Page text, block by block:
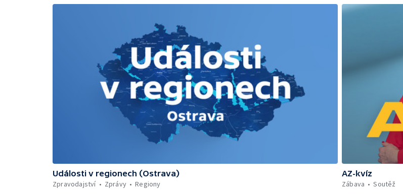
Události v regionech (Ostrava)
Zpravodajství
Zprávy Regiony
AZ-kvíz
Zábava
Soutěž